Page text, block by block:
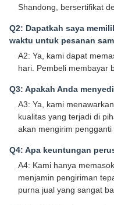
Shandong, bersertifikat
Q2: Dapatkah saya
waktu untuk pesanan
A2: Ya, kami dapat
hari. Pembeli membayar
Q3: Apakah Anda
A3: Ya, kami
kualitas yang terjadi di
akan mengirim pengganti
Q4: Apa keuntungan
A4: Kami hanya
menjamin pengiriman
purna jual yang sangat